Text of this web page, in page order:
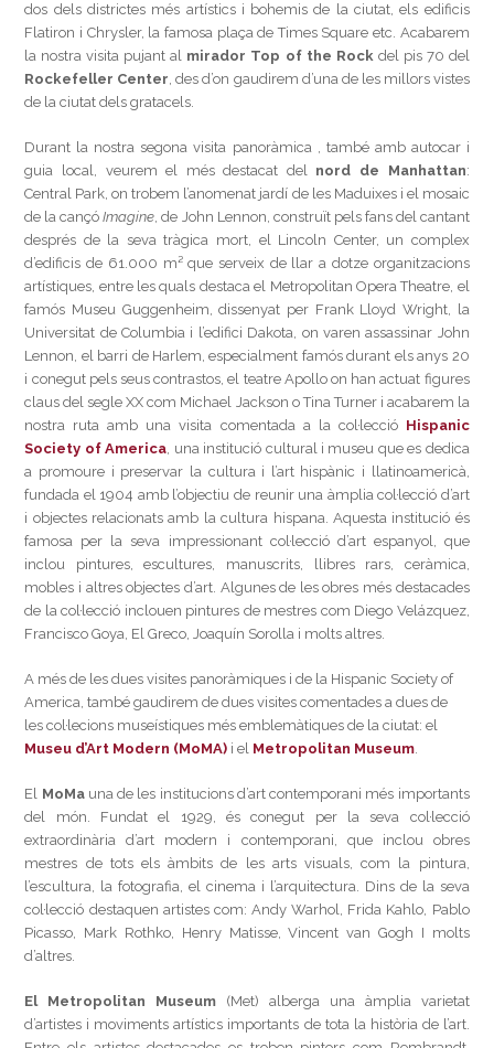
dos dels districtes més artístics i bohemis de la ciutat, els edificis
Flatiron i Chrysler, la famosa plaça de Times Square etc. Acabarem
la nostra visita pujant al mirador Top of the Rockdel pis 70 del
Rockefeller Center, des d’on gaudirem d’una de les millors vistes
de la ciutat dels gratacels.
Durant la nostra segona visita panoràmica , també amb autocar i
guia local, veurem el més destacat del nord de Manhattan:
Central Park, on trobem l’anomenat jardí de les Maduixes i el mosaic
de la cançóImagine, de John Lennon, construït pels fans del cantant
després de la seva tràgica mort, el Lincoln Center, un complex
d’edificis de 61.000 m² que serveix de llar a dotze organitzacions
artístiques, entre les quals destaca el Metropolitan Opera Theatre, el
famós Museu Guggenheim, dissenyat per Frank Lloyd Wright, la
Universitat de Columbia i l’edifici Dakota, on varen assassinar John
Lennon, el barri de Harlem, especialment famós durant els anys 20
i conegut pels seus contrastos, el teatre Apollo on han actuat figures
claus del segle XX com Michael Jackson o Tina Turner i acabarem la
nostra ruta amb una visita comentada a la col·lecció Hispanic
Society of America, una institució cultural i museu que es dedica
a promoure i preservar la cultura i l’art hispànic i llatinoamericà,
fundada el 1904 amb l’objectiu de reunir una àmplia col·lecció d’art
i objectes relacionats amb la cultura hispana. Aquesta institució és
famosa per la seva impressionant col·lecció d’art espanyol, que
inclou pintures, escultures, manuscrits, llibres rars, ceràmica,
mobles i altres objectes d’art. Algunes de les obres més destacades
de la col·lecció inclouen pintures de mestres com Diego Velázquez,
Francisco Goya, El Greco, Joaquín Sorolla i molts altres.
A més de les dues visites panoràmiques i de la Hispanic Society of
America, també gaudirem de dues visites comentades a dues de
les col·lecions museístiques més emblemàtiques de la ciutat: el
Museu d’Art Modern (MoMA) i el Metropolitan Museum.
El MoMauna de les institucions d’art contemporani més importants
del món. Fundat el 1929, és conegut per la seva col·lecció
extraordinària d’art modern i contemporani, que inclou obres
mestres de tots els àmbits de les arts visuals, com la pintura,
l’escultura, la fotografia, el cinema i l’arquitectura. Dins de la seva
col·lecció destaquen artistes com: Andy Warhol, Frida Kahlo, Pablo
Picasso, Mark Rothko, Henry Matisse, Vincent van Gogh I molts
d’altres.
El Metropolitan Museum (Met) alberga una àmplia varietat
d’artistes i moviments artístics importants de tota la història de l’art.